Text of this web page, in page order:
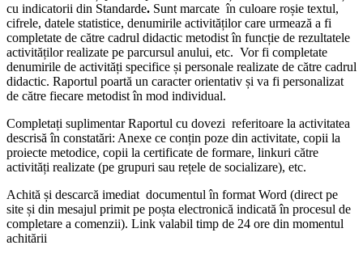
cu indicatorii din Standarde. Sunt marcate în culoare roșie textul,
cifrele, datele statistice, denumirile activităților care urmează a fi
completate de către cadrul didactic metodist în funcție de rezultatele
activităților realizate pe parcursul anului, etc. Vor fi completate
denumirile de activități specifice și personale realizate de către cadrul
didactic. Raportul poartă un caracter orientativ și va fi personalizat
de către fiecare metodist în mod individual.
Completați suplimentar Raportul cu dovezi referitoare la activitatea
descrisă în constatări: Anexe ce conțin poze din activitate, copii la
proiecte metodice, copii la certificate de formare, linkuri către
activități realizate (pe grupuri sau rețele de socializare), etc.
Achită și descarcă imediat documentul în format Word (direct pe
site și din mesajul primit pe poșta electronică indicată în procesul de
completare a comenzii). Link valabil timp de 24 ore din momentul
achitării